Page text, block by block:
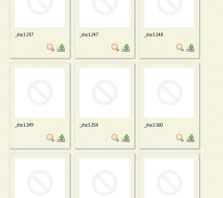
_dsc1237 _dsc1247 _dsc1248
_dsc1249 _dsc1254 _dsc1260